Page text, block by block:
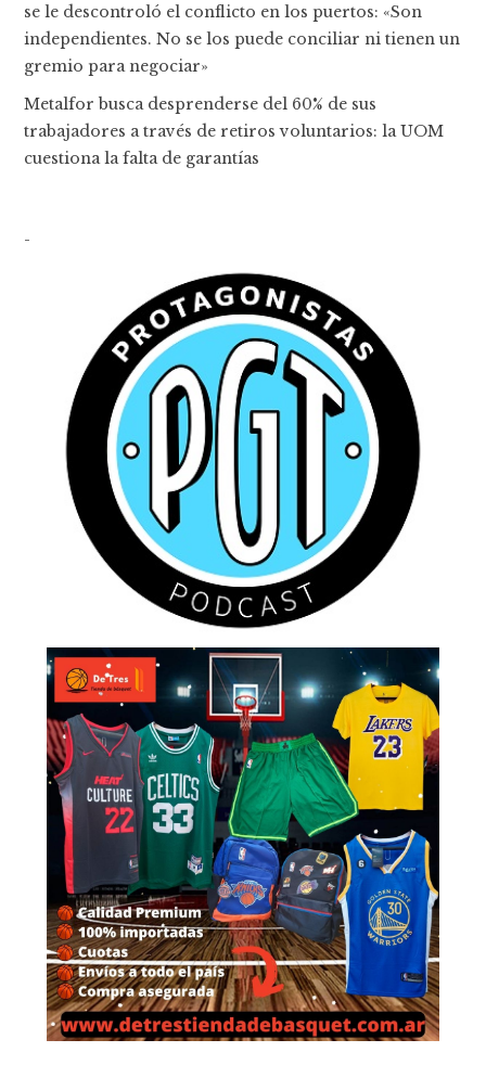
se le descontroló el conflicto en los puertos: «Son
independientes. No se los puede conciliar ni tienen un
gremio para negociar»
Metalfor busca desprenderse del 60% de sus
trabajadores a través de retiros voluntarios: la UOM
cuestiona la falta de garantías
-